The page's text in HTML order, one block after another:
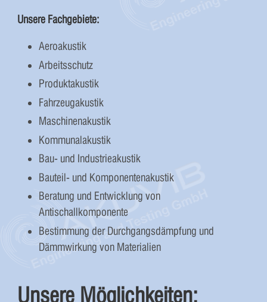
Unsere Fachgebiete:
Aeroakustik
Arbeitsschutz
Produktakustik
Fahrzeugakustik
Maschinenakustik
Kommunalakustik
Bau- und Industrieakustik
Bauteil- und Komponentenakustik
Beratung und Entwicklung von
Antischallkomponente
Bestimmung der Durchgangsdämpfung und
Dämmwirkung von Materialien
Unsere Möglichkeiten: